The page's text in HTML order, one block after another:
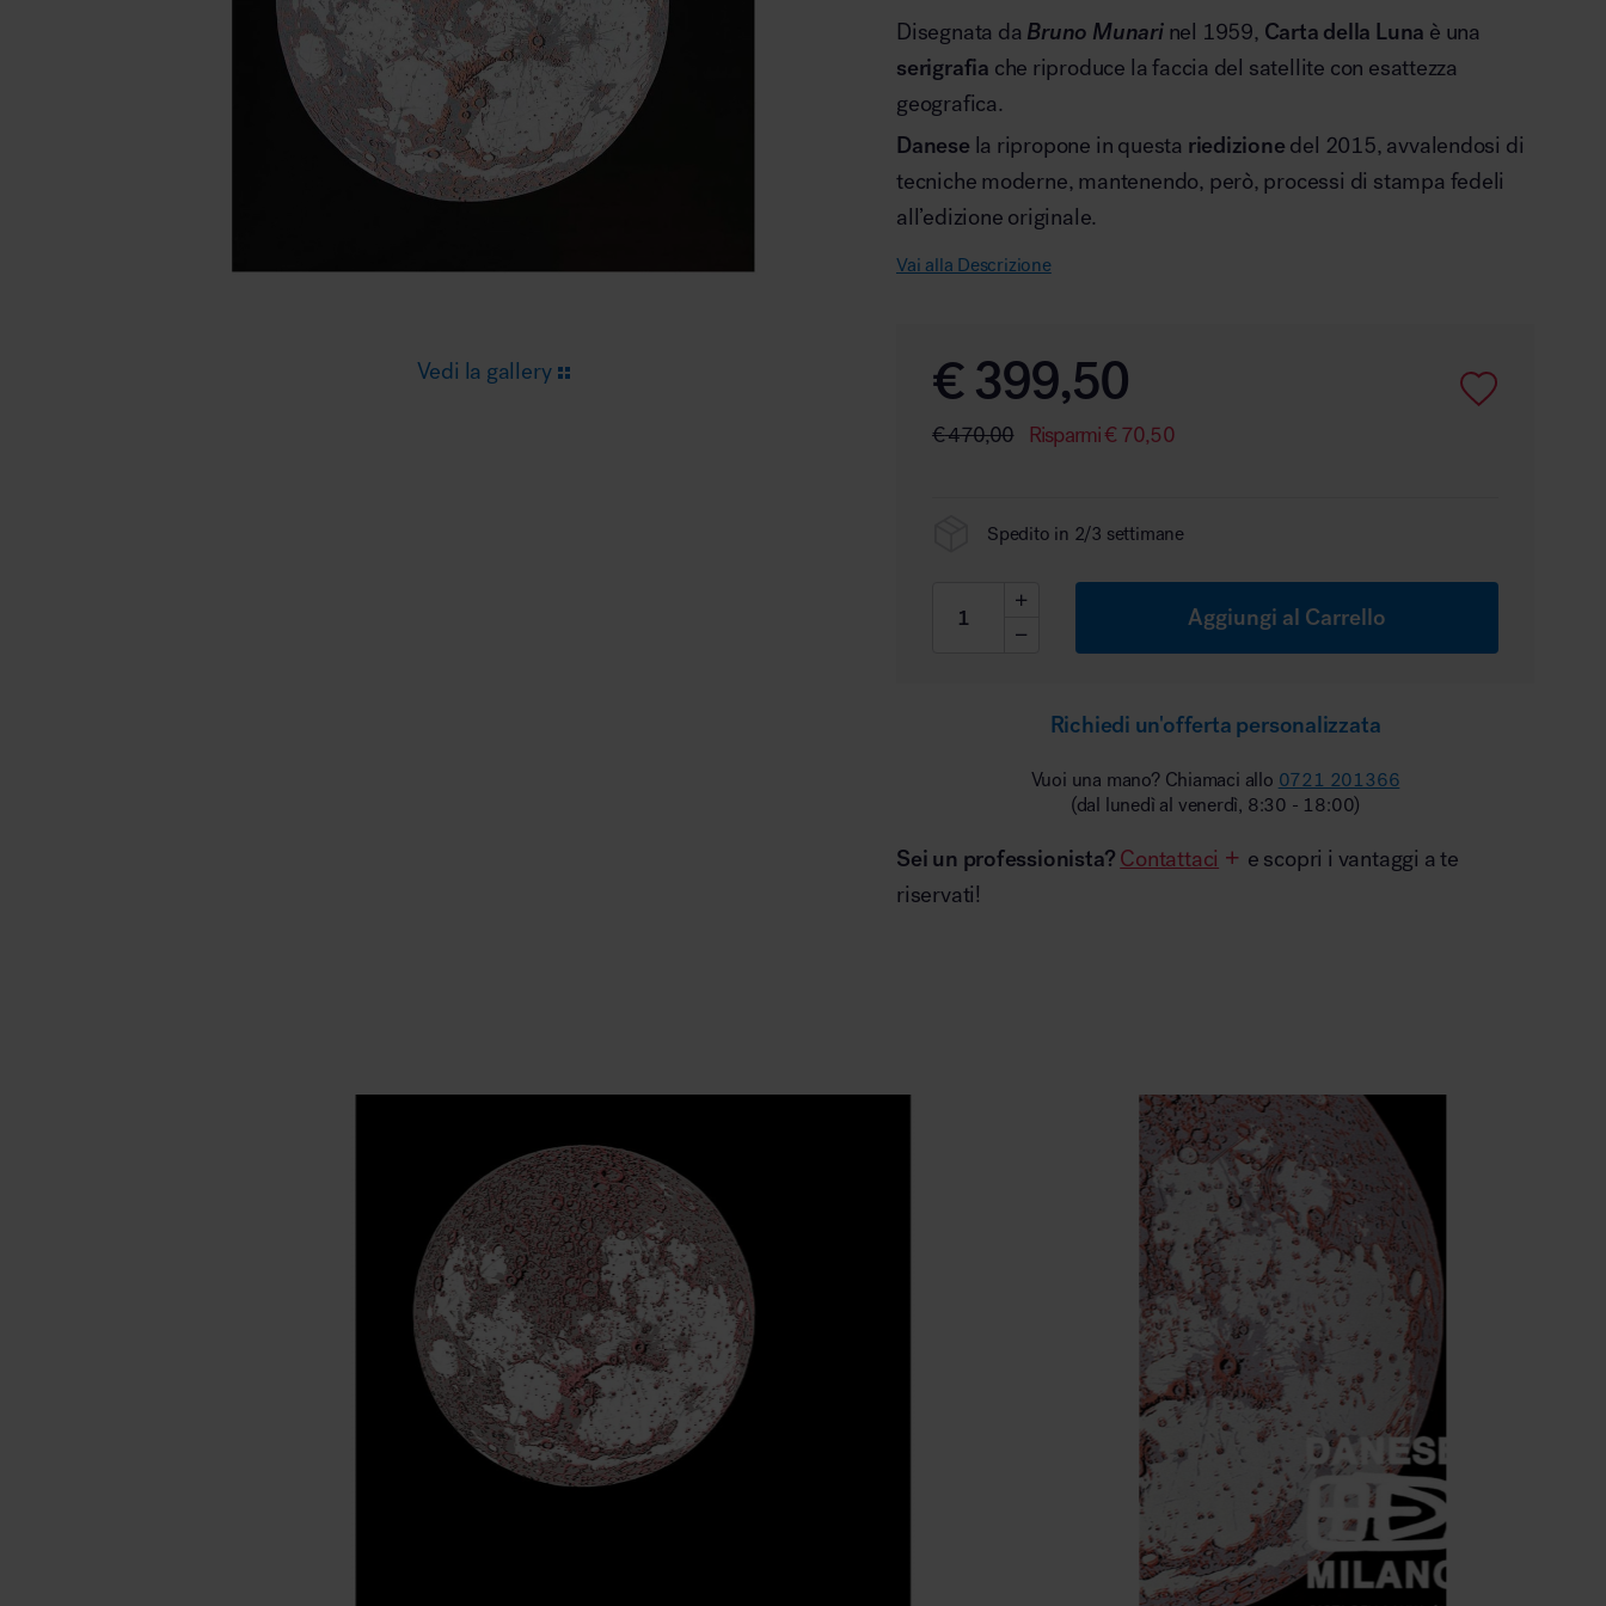
Area riunione e convegni Arredo area reception
Area lounge e attesa Area break
Vedi la gallery
Disegnata da Bruno Munari nel 1959, Carta della Luna è una
serigrafia che riproduce la faccia del satellite con esattezza
geografica.
Danese la ripropone in questa riedizione del 2015, avvalendosi di
tecniche moderne, mantenendo, però, processi di stampa fedeli
all’edizione originale.
Vai alla Descrizione
€399,50
€470,00 Risparmi€ 70,50
Spedito in 2/3 settimane
Aggiungi al Carrello
Richiedi un'offerta personalizzata
Vuoi una mano? Chiamaci allo 0721 201366
(dal lunedì al venerdì, 8:30 - 18:00)
Sei un professionista? Contattaci
e scopri i vantaggi a te
riservati!